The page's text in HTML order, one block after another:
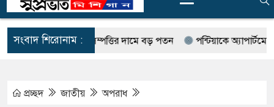
সংবাদ শিরোনাম :
বাণিজ্যিক সম্পত্তির দামে বড় পতন পন্টিয়াকে অ্যাপার্টমেন্টে
প্রচ্ছদ জাতীয় অপরাধ